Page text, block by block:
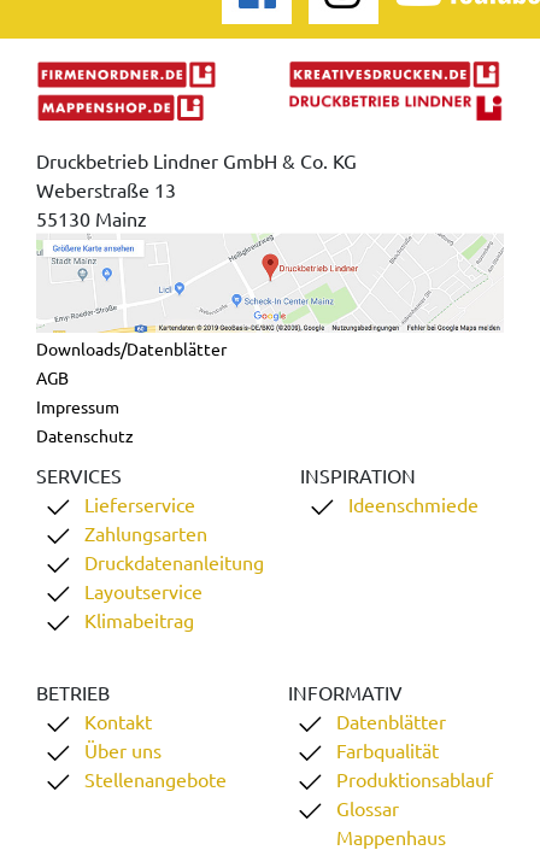
Druckbetrieb Lindner GmbH & Co. KG
Weberstraße 13
55130 Mainz
Downloads/Datenblätter
AGB
Impressum
Datenschutz
SERVICES
Lieferservice
Zahlungsarten
Druckdatenanleitung
Layoutservice
Klimabeitrag
INSPIRATION
Ideenschmiede
BETRIEB
Kontakt
Über uns
Stellenangebote
INFORMATIV
Datenblätter
Farbqualität
Produktionsablauf
Glossar
Mappenhaus